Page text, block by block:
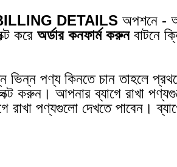
DETAILS অপশনে -
করেঅর্ডার কনফার্ম করুনবাটনে
ভিন্ন পণ্য কিনতে চান তাহলে
করুন। আপনার ব্যাগে রাখা
রাখা পণ্যগুলো দেখতে পাবেন।